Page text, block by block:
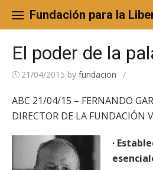
content
Fundación para la
El poder de la
21/04/2015 by fundacion /
ABC 21/04/15 – FERNANDO
DIRECTOR DE LA FUNDACIÓN
·